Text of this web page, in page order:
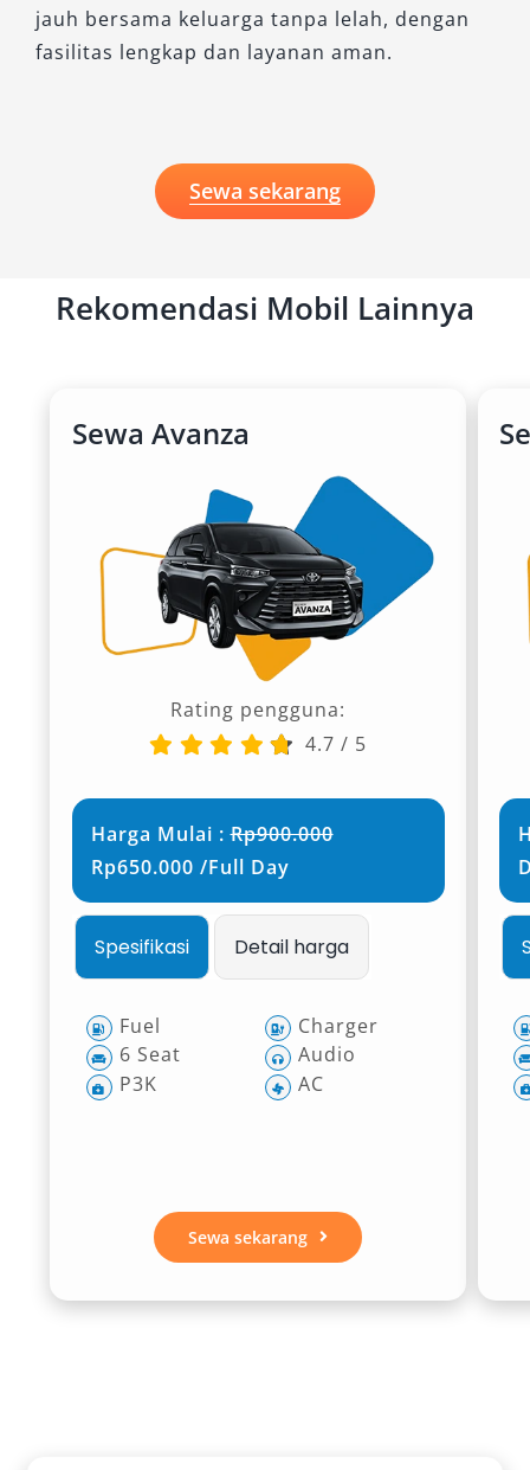
jauh bersama keluarga tanpa lelah, dengan
fasilitas lengkap dan layanan aman.
Sewa sekarang
Rekomendasi Mobil Lainnya
Sewa Avanza
Rating pengguna:
4.7 / 5
Harga Mulai :Rp900.000
Rp650.000 /Full Day
Spesifikasi Detail harga
Fuel
6 Seat
P3K
Charger
Audio
AC
Sewa sekarang